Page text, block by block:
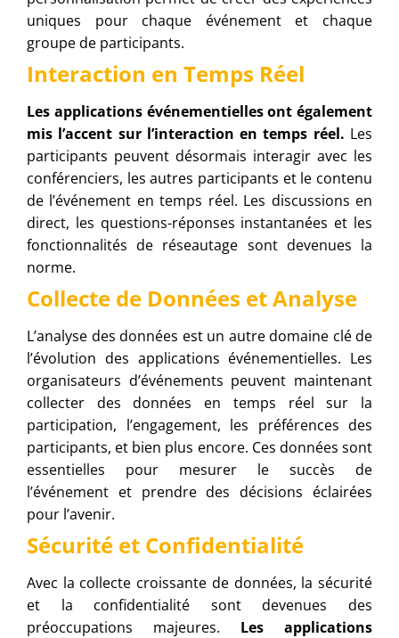
uniques pour chaque événement et chaque
groupe de participants.
Interaction en Temps Réel
Les applications événementielles ont également
mis l’accent sur l’interaction en temps réel. Les
participants peuvent désormais interagir avec les
conférenciers, les autres participants et le contenu
de l’événement en temps réel. Les discussions en
direct, les questions-réponses instantanées et les
fonctionnalités de réseautage sont devenues la
norme.
Collecte de Données et Analyse
L’analyse des données est un autre domaine clé de
l’évolution des applications événementielles. Les
organisateurs d’événements peuvent maintenant
collecter des données en temps réel sur la
participation, l’engagement, les préférences des
participants, et bien plus encore. Ces données sont
essentielles pour mesurer le succès de
l’événement et prendre des décisions éclairées
pour l’avenir.
Sécurité et Confidentialité
Avec la collecte croissante de données, la sécurité
et la confidentialité sont devenues des
préoccupations majeures. Les applications